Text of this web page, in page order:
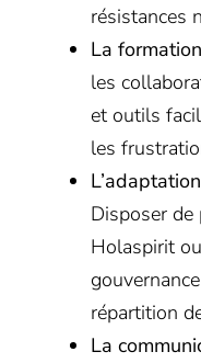
résistances
La
les
et outils
les
Disposer
Holaspirit
répartition
La